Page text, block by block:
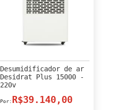
Desumidificador de ar
Desidrat Plus 15000 -
220v
R$39.140,00